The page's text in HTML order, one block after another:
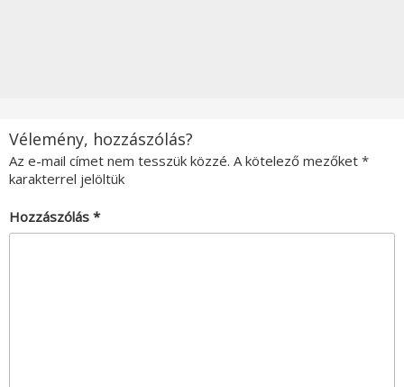
Vélemény, hozzászólás?
Az e-mail címet nem tesszük közzé. A kötelező mezőket *
karakterrel jelöltük
Hozzászólás *